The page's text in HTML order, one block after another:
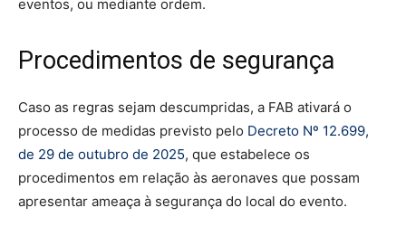
eventos, ou mediante ordem.
Procedimentos de segurança
Caso as regras sejam descumpridas, a FAB ativará o
processo de medidas previsto pelo Decreto Nº 12.699,
de 29 de outubro de 2025, que estabelece os
procedimentos em relação às aeronaves que possam
apresentar ameaça à segurança do local do evento.